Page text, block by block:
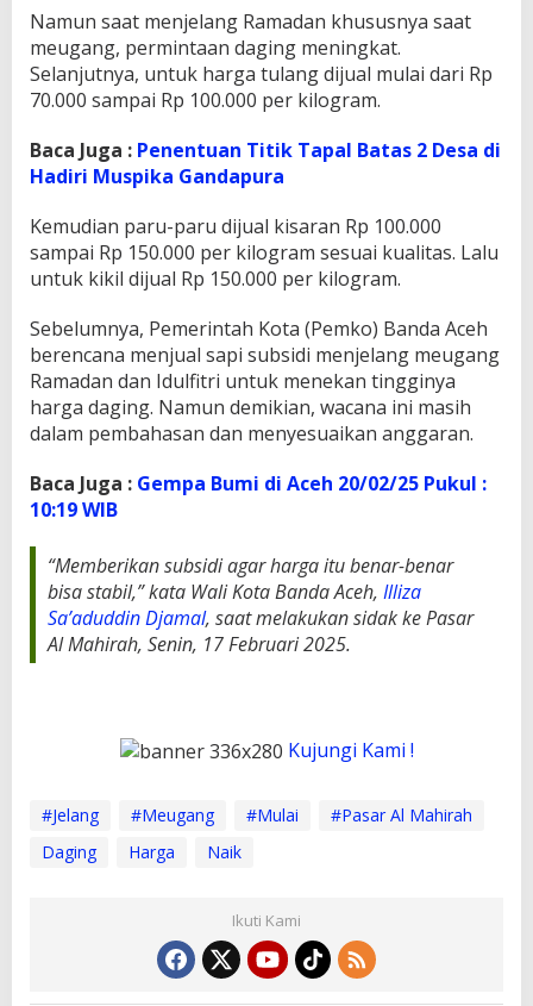
g
M
e
u
g
n
g
Namun saat menjelang Ramadan khususnya saat
meugang, permintaan daging meningkat.
Selanjutnya, untuk harga tulang dijual mulai dari Rp
70.000 sampai Rp 100.000 per kilogram.
Baca Juga : Penentuan Titik Tapal Batas 2 Desa di
Hadiri Muspika Gandapura
Kemudian paru-paru dijual kisaran Rp 100.000
sampai Rp 150.000 per kilogram sesuai kualitas. Lalu
untuk kikil dijual Rp 150.000 per kilogram.
Sebelumnya, Pemerintah Kota (Pemko) Banda Aceh
berencana menjual sapi subsidi menjelang meugang
Ramadan dan Idulfitri untuk menekan tingginya
harga daging. Namun demikian, wacana ini masih
dalam pembahasan dan menyesuaikan anggaran.
Baca Juga : Gempa Bumi di Aceh 20/02/25 Pukul :
10:19 WIB
“Memberikan subsidi agar harga itu benar-benar
bisa stabil,” kata Wali Kota Banda Aceh, Illiza
Sa’aduddin Djamal, saat melakukan sidak ke Pasar
Al Mahirah, Senin, 17 Februari 2025.
Kujungi Kami !
#Jelang #Meugang #Mulai
#Pasar Al Mahirah
Daging
Harga Naik
Ikuti Kami